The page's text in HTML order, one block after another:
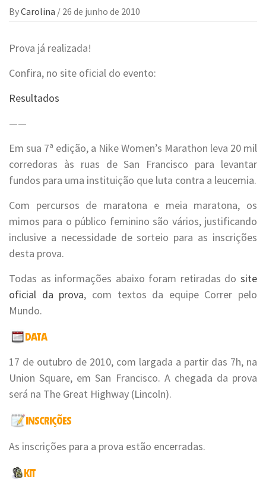
ByCarolina / 26 de junho de 2010
Prova já realizada!
Confira, no site oficial do evento:
Resultados
——
Em sua 7ª edição, a Nike Women’s Marathon leva 20 mil
corredoras às ruas de San Francisco para levantar
fundos para uma instituição que luta contra a leucemia.
Com percursos de maratona e meia maratona, os
mimos para o público feminino são vários, justificando
inclusive a necessidade de sorteio para as inscrições
desta prova.
Todas as informações abaixo foram retiradas do site
oficial da prova, com textos da equipe Correr pelo
Mundo.
17 de outubro de 2010, com largada a partir das 7h, na
Union Square, em San Francisco. A chegada da prova
será na The Great Highway (Lincoln).
As inscrições para a prova estão encerradas.